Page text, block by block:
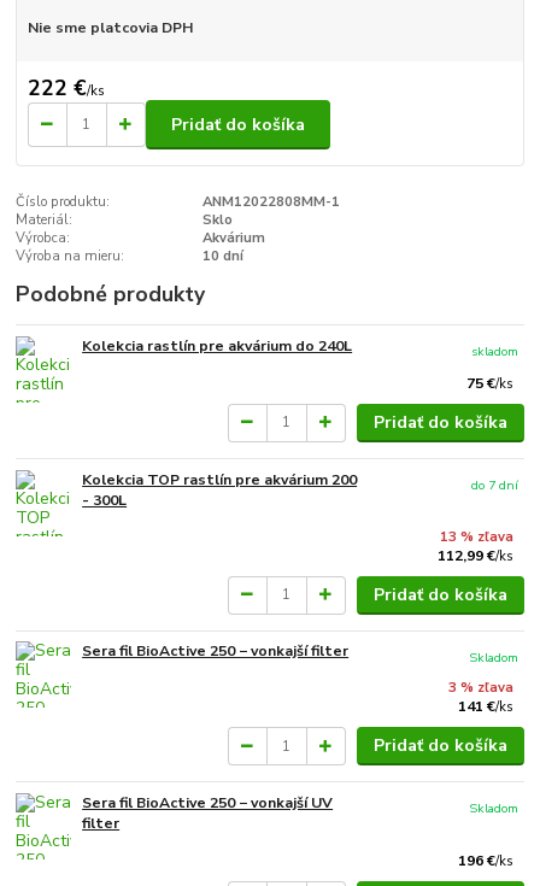
Nie sme platcovia DPH
222 €/ks
Pridať do košíka
Číslo produktu:
ANM12022808MM-1
Materiál:
Sklo
Výrobca:
Akvárium
Výroba na mieru:
10 dní
Podobné produkty
Kolekcia rastlín pre akvárium do 240L
75 €/ks
skladom
Pridať do košíka
Kolekcia TOP rastlín pre akvárium 200
- 300L
13 % zľava
112,99 €/ks
do 7 dní
Pridať do košíka
Sera fil BioActive 250 − vonkajší filter
3 % zľava
141 €/ks
Skladom
Pridať do košíka
Sera fil BioActive 250 − vonkajší UV
filter
196 €/ks
Skladom